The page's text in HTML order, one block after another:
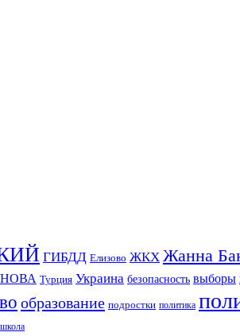
ГИБДД Елизово ЖКХ Жанна
Турция Украина безопасность выборы
образование подростки политика
школа